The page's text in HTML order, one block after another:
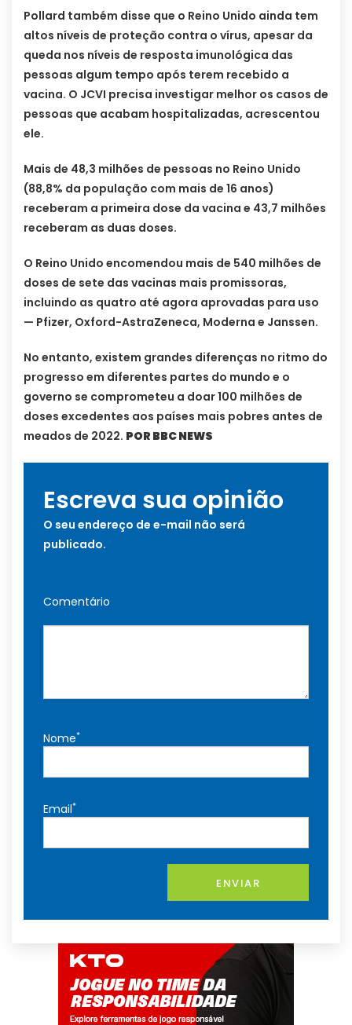
Pollard também disse que o Reino Unido ainda tem
altos níveis de proteção contra o vírus, apesar da
queda nos níveis de resposta imunológica das
pessoas algum tempo após terem recebido a
vacina. O JCVI precisa investigar melhor os casos de
pessoas que acabam hospitalizadas, acrescentou
ele.
Mais de 48,3 milhões de pessoas no Reino Unido
(88,8% da população com mais de 16 anos)
receberam a primeira dose da vacina e 43,7 milhões
receberam as duas doses.
O Reino Unido encomendou mais de 540 milhões de
doses de sete das vacinas mais promissoras,
incluindo as quatro até agora aprovadas para uso
— Pfizer, Oxford-AstraZeneca, Moderna e Janssen.
No entanto, existem grandes diferenças no ritmo do
progresso em diferentes partes do mundo e o
governo se comprometeu a doar 100 milhões de
doses excedentes aos países mais pobres antes de
meados de 2022. POR BBC NEWS
Escreva sua opinião
O seu endereço de e-mail não será
publicado.
Comentário
Nome*
Email*
ENVIAR